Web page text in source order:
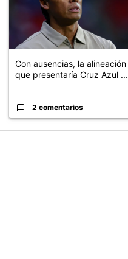
Con ausencias, la alineación
que presentaría Cruz Azul ...
2 comentarios